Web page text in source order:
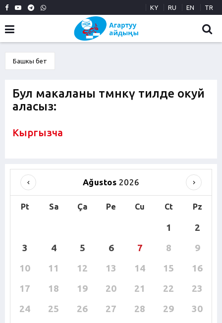
KY RU EN TR
Башкы бет
Бул макаланы төмөнкү тилде окуй
аласыз:
Кыргызча
Ağustos 2026
Pt Sa Ça Pe Cu Ct Pz
1
2
3
4 5 6 7 8
9
10
11 12 13 14 15
16
17
18 19 20 21 22
23
24
25 26 27 28 29
30